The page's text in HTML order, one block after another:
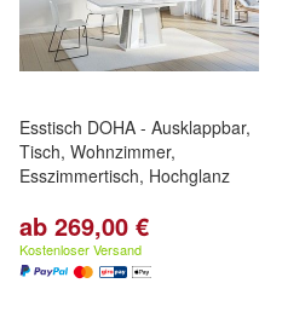
Esstisch DOHA - Ausklappbar,
Tisch, Wohnzimmer,
Esszimmertisch, Hochglanz
ab 269,00 €
Kostenloser Versand